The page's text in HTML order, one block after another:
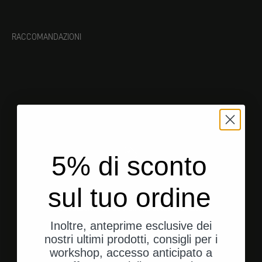
RACCOMANDAZIONI
Spedizione dagli Stati Uniti
Spedizione rapida e diretta al tuo indirizzo.
5% di sconto
sul tuo ordine
Inoltre, anteprime esclusive dei
nostri ultimi prodotti, consigli per i
workshop, accesso anticipato a